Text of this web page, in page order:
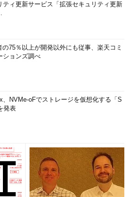
ティ更新サービス「拡張セキュリティ更新
の75％以上が開発以外にも従事、楽天コミ
ションズ調べ
、NVMe-oFでストレージを仮想化する「S
発表